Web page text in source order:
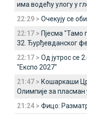
има водећу улогу у
22:29 > Очекују се
22:17 > Пјесма "Тамо
32. Ђурђевданског
22:17 > Од јутрос се
"Експо 2027"
21:47 > Кошаркаши
Олимпије за
21:24 > Фицо: